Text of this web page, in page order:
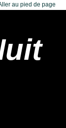
au pied de page